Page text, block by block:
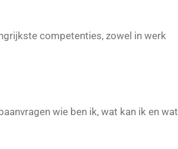
competenties, zowel in werk
wie ben ik, wat kan ik en wat